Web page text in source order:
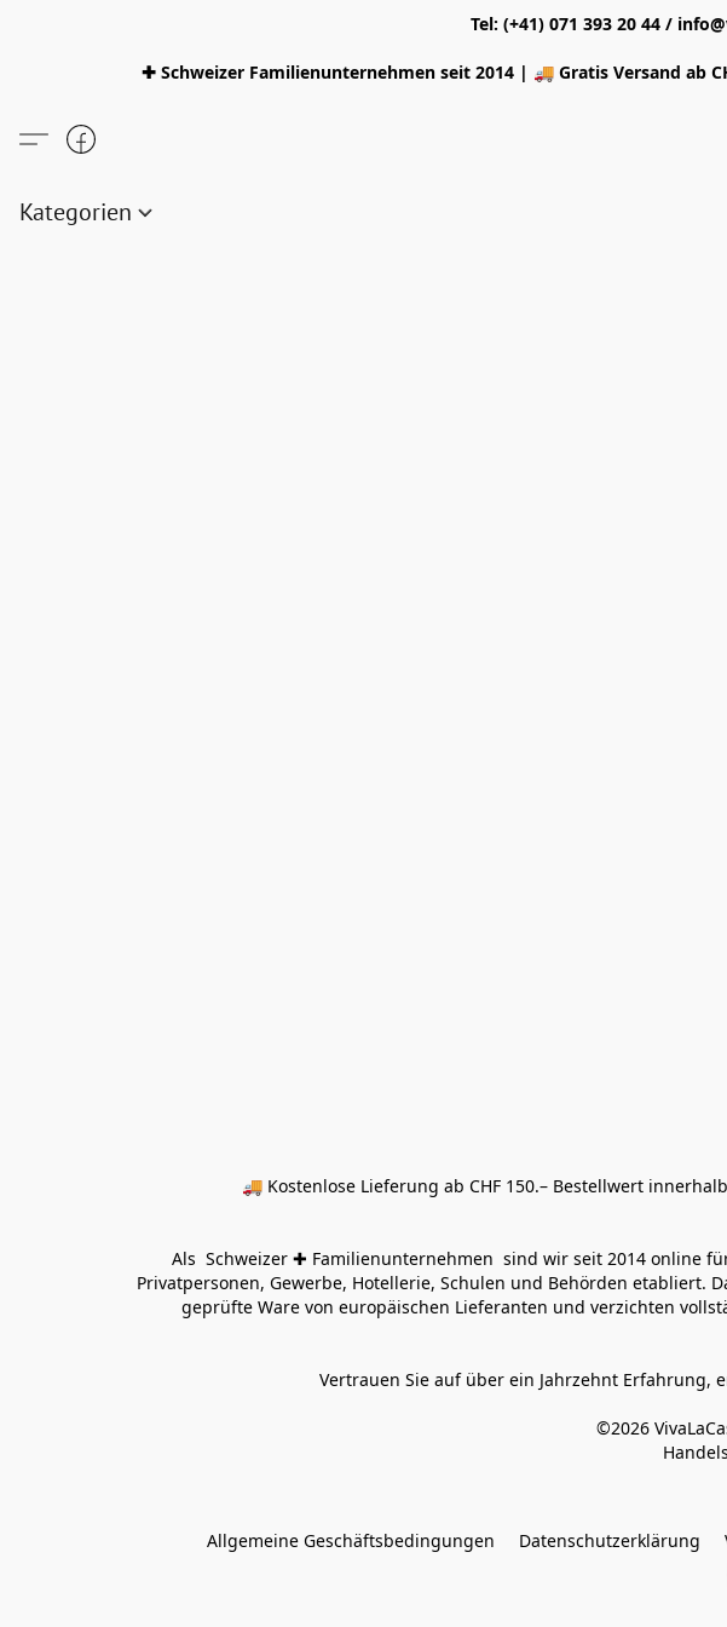
Tel: (+41) 071 393 20 44 /
✚ Schweizer Familienunternehmen seit 2014 | 🚚 Gratis Versand ab
Kategorien
🚚 Kostenlose Lieferung ab CHF 150.– Bestellwert
Als  Schweizer ✚ Familienunternehmen  sind wir seit 2014 online
Privatpersonen, Gewerbe, Hotellerie, Schulen und Behörden etabliert.
geprüfte Ware von europäischen Lieferanten und verzichten
Vertrauen Sie auf über ein Jahrzehnt Erfahrung,
©2026
Allgemeine Geschäftsbedingungen Datenschutzerklärung